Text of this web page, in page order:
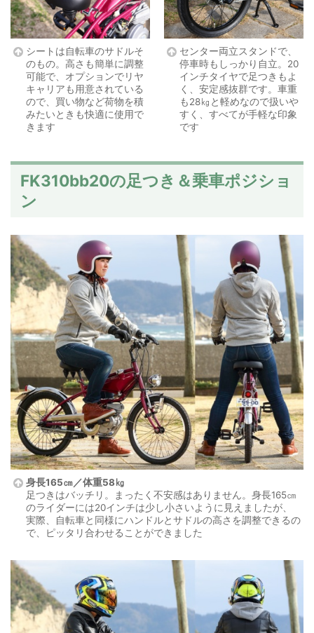
シートは自転車のサドルそ
のもの。高さも簡単に調整
可能で、オプションでリヤ
キャリアも用意されている
ので、買い物など荷物を積
みたいときも快適に使用で
きます
センター両立スタンドで、
停車時もしっかり自立。20
インチタイヤで足つきもよ
く、安定感抜群です。車重
も28㎏と軽めなので扱いや
すく、すべてが手軽な印象
です
FK310bb20の足つき＆乗車ポジショ
ン
身長165㎝／体重58㎏
足つきはバッチリ。まったく不安感はありません。身長165㎝
のライダーには20インチは少し小さいように見えましたが、
実際、自転車と同様にハンドルとサドルの高さを調整できるの
で、ピッタリ合わせることができました